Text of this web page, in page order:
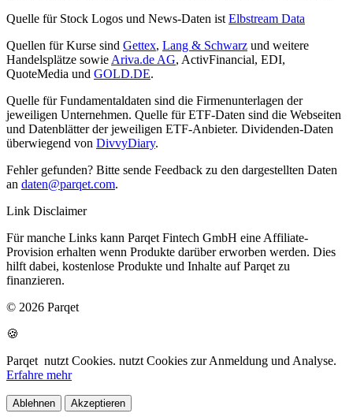
Quelle für Stock Logos und News-Daten ist Elbstream Data
Quellen für Kurse sind Gettex, Lang & Schwarz und weitere
Handelsplätze sowie Ariva.de AG, ActivFinancial, EDI,
QuoteMedia und GOLD.DE.
Quelle für Fundamentaldaten sind die Firmenunterlagen der
jeweiligen Unternehmen. Quelle für ETF-Daten sind die Webseiten
und Datenblätter der jeweiligen ETF-Anbieter. Dividenden-Daten
überwiegend von DivvyDiary.
Fehler gefunden? Bitte sende Feedback zu den dargestellten Daten
an daten@parqet.com.
Link Disclaimer
Für manche Links kann Parqet Fintech GmbH eine Affiliate-
Provision erhalten wenn Produkte darüber erworben werden. Dies
hilft dabei, kostenlose Produkte und Inhalte auf Parqet zu
finanzieren.
© 2026 Parqet
🍪
Parqet nutzt Cookies. nutzt Cookies zur Anmeldung und Analyse.
Erfahre mehr
Ablehnen Akzeptieren